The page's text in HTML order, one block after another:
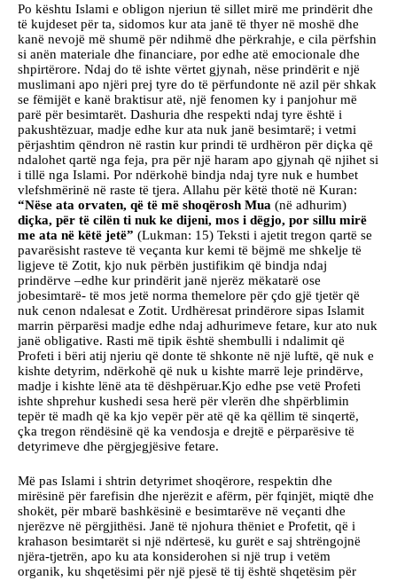
Po kështu Islami e obligon njeriun të sillet mirë me prindërit dhe
të kujdeset për ta, sidomos kur ata janë të thyer në moshë dhe
kanë nevojë më shumë për ndihmë dhe përkrahje, e cila përfshin
si anën materiale dhe financiare, por edhe atë emocionale dhe
shpirtërore. Ndaj do të ishte vërtet gjynah, nëse prindërit e një
muslimani apo njëri prej tyre do të përfundonte në azil për shkak
se fëmijët e kanë braktisur atë, një fenomen ky i panjohur më
parë për besimtarët. Dashuria dhe respekti ndaj tyre është i
pakushtëzuar, madje edhe kur ata nuk janë besimtarë; i vetmi
përjashtim qëndron në rastin kur prindi të urdhëron për diçka që
ndalohet qartë nga feja, pra për një haram apo gjynah që njihet si
i tillë nga Islami. Por ndërkohë bindja ndaj tyre nuk e humbet
vlefshmërinë në raste të tjera. Allahu për këtë thotë në Kuran:
“Nëse ata orvaten, që të më shoqërosh Mua (në adhurim)
diçka, për të cilën ti nuk ke dijeni, mos i dëgjo, por sillu mirë
me ata në këtë jetë” (Lukman: 15) Teksti i ajetit tregon qartë se
pavarësisht rasteve të veçanta kur kemi të bëjmë me shkelje të
ligjeve të Zotit, kjo nuk përbën justifikim që bindja ndaj
prindërve –edhe kur prindërit janë njerëz mëkatarë ose
jobesimtarë- të mos jetë norma themelore për çdo gjë tjetër që
nuk cenon ndalesat e Zotit. Urdhëresat prindërore sipas Islamit
marrin përparësi madje edhe ndaj adhurimeve fetare, kur ato nuk
janë obligative. Rasti më tipik është shembulli i ndalimit që
Profeti i bëri atij njeriu që donte të shkonte në një luftë, që nuk e
kishte detyrim, ndërkohë që nuk u kishte marrë leje prindërve,
madje i kishte lënë ata të dëshpëruar.Kjo edhe pse vetë Profeti
ishte shprehur kushedi sesa herë për vlerën dhe shpërblimin
tepër të madh që ka kjo vepër për atë që ka qëllim të sinqertë,
çka tregon rëndësinë që ka vendosja e drejtë e përparësive të
detyrimeve dhe përgjegjësive fetare.
Më pas Islami i shtrin detyrimet shoqërore, respektin dhe
mirësinë për farefisin dhe njerëzit e afërm, për fqinjët, miqtë dhe
shokët, për mbarë bashkësinë e besimtarëve në veçanti dhe
njerëzve në përgjithësi. Janë të njohura thëniet e Profetit, që i
krahason besimtarët si një ndërtesë, ku gurët e saj shtrëngojnë
njëra-tjetrën, apo ku ata konsiderohen si një trup i vetëm
organik, ku shqetësimi për një pjesë të tij është shqetësim për